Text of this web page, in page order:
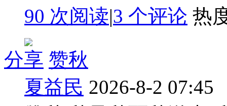
90 次阅读|3 个评论 热
分享 赞秋
夏益民 2026-8-2 07:45